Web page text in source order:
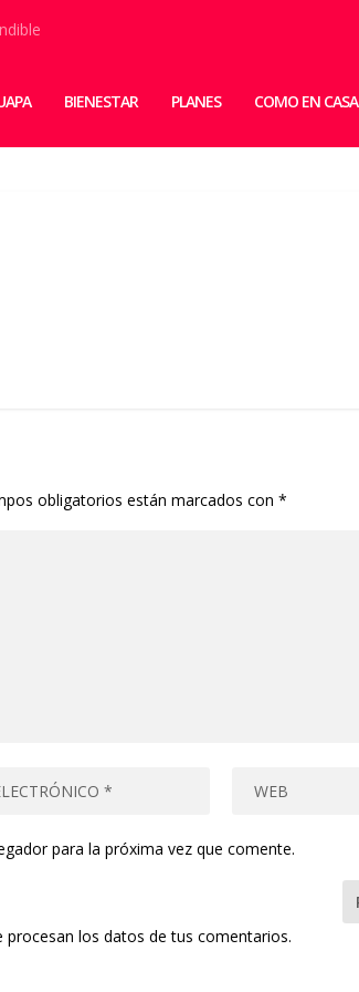
BIENESTAR PLANES COMO EN CASA
obligatorios están marcados con*
para la próxima vez que comente.
procesan los datos de tus comentarios.